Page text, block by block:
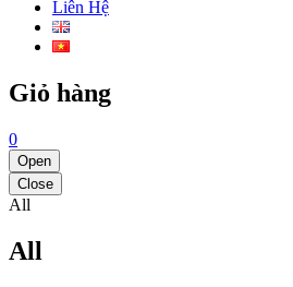
Liên Hệ
Giỏ hàng
0
Open
Close
All
All